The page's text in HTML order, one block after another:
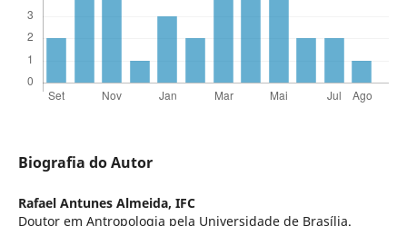
Biografia do Autor
Rafael Antunes Almeida, IFC
Doutor em Antropologia pela Universidade de Brasília.